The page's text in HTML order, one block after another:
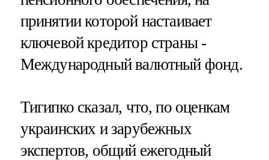
принятии которой настаивает
ключевой кредитор страны -
Международный валютный фонд.
Тигипко сказал, что, по оценкам
украинских и зарубежных
экспертов, общий ежегодный